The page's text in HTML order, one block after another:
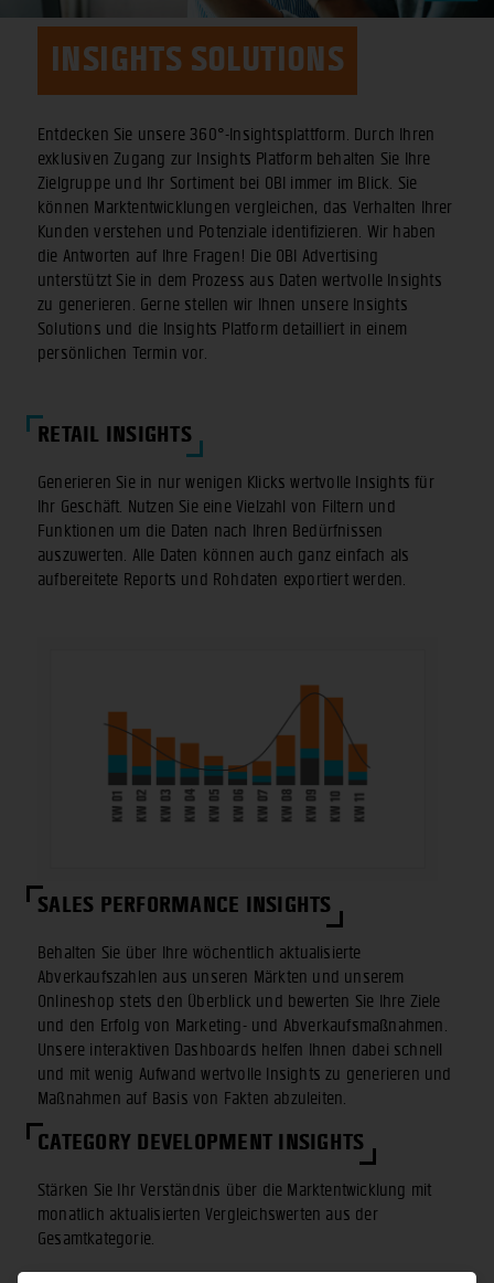
INSIGHTS SOLUTIONS
Entdecken Sie unsere 360°-Insightsplattform. Durch Ihren
exklusiven Zugang zur Insights Platform behalten Sie Ihre
Zielgruppe und Ihr Sortiment bei OBI immer im Blick. Sie
können Marktentwicklungen vergleichen, das Verhalten Ihrer
Kunden verstehen und Potenziale identifizieren. Wir haben
die Antworten auf Ihre Fragen! Die OBI Advertising
unterstützt Sie in dem Prozess aus Daten wertvolle Insights
zu generieren. Gerne stellen wir Ihnen unsere Insights
Solutions und die Insights Platform detailliert in einem
persönlichen Termin vor.
RETAIL INSIGHTS
Generieren Sie in nur wenigen Klicks wertvolle Insights für
Ihr Geschäft. Nutzen Sie eine Vielzahl von Filtern und
Funktionen um die Daten nach Ihren Bedürfnissen
auszuwerten. Alle Daten können auch ganz einfach als
aufbereitete Reports und Rohdaten exportiert werden.
SALES PERFORMANCE INSIGHTS
Behalten Sie über Ihre wöchentlich aktualisierte
Abverkaufszahlen aus unseren Märkten und unserem
Onlineshop stets den Überblick und bewerten Sie Ihre Ziele
und den Erfolg von Marketing- und Abverkaufsmaßnahmen.
Unsere interaktiven Dashboards helfen Ihnen dabei schnell
und mit wenig Aufwand wertvolle Insights zu generieren und
Maßnahmen auf Basis von Fakten abzuleiten.
CATEGORY DEVELOPMENT INSIGHTS
Stärken Sie Ihr Verständnis über die Marktentwicklung mit
monatlich aktualisierten Vergleichswerten aus der
Gesamtkategorie.